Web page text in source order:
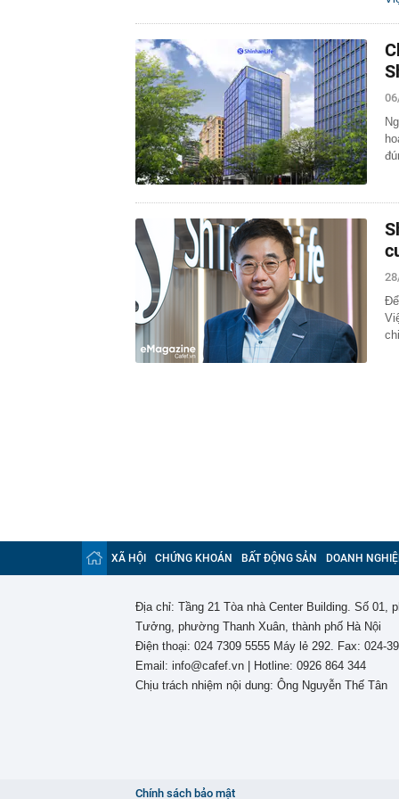
XÃ HỘI CHỨNG KHOÁN BẤT ĐỘNG SẢN DOANH
Địa chỉ: Tầng 21 Tòa nhà Center Building. Số 01,
Tưởng, phường Thanh Xuân, thành phố Hà Nội
Điện thoại: 024 7309 5555 Máy lẻ 292. Fax: 024-
Email: info@cafef.vn | Hotline: 0926 864 344
Chịu trách nhiệm nội dung: Ông Nguyễn Thế Tân
Chính sách bảo mật